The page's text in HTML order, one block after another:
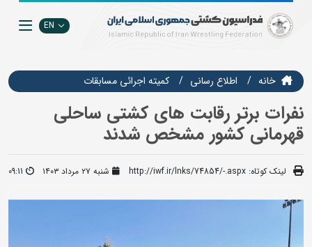
EN
خانه اطلاع رسانی كميته اجرائي مسابقات
نفرات برتر رقابت های کشتی ساحلی
قهرمانی کشور مشخص شدند
لینک کوتاه: http://iwf.ir/lnks/74854/-.aspx شنبه ۲۷ مرداد ۱۴۰۳ 09:11